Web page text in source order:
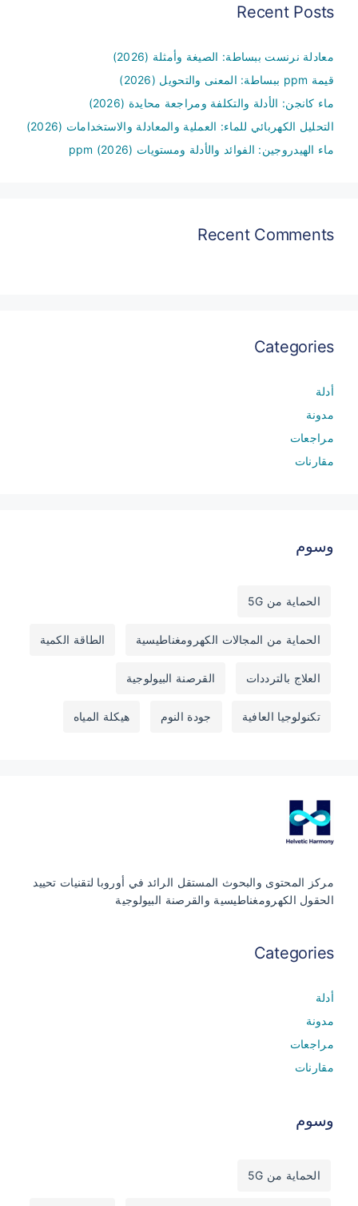
Recent Posts
معادلة نرنست ببساطة: الصيغة وأمثلة (2026)
قيمة ppm ببساطة: المعنى والتحويل (2026)
ماء كانجن: الأدلة والتكلفة ومراجعة محايدة (2026)
التحليل الكهربائي للماء: العملية والمعادلة والاستخدامات (2026)
ماء الهيدروجين: الفوائد والأدلة ومستويات ppm (2026)
Recent Comments
Categories
أدلة
مدونة
مراجعات
مقارنات
وسوم
الحماية من 5G
الحماية من المجالات الكهرومغناطيسية الطاقة الكمية
العلاج بالترددات القرصنة البيولوجية
تكنولوجيا العافية جودة النوم هيكلة المياه
مركز المحتوى والبحوث المستقل الرائد في أوروبا لتقنيات تحييد
الحقول الكهرومغناطيسية والقرصنة البيولوجية
Categories
أدلة
مدونة
مراجعات
مقارنات
وسوم
الحماية من 5G